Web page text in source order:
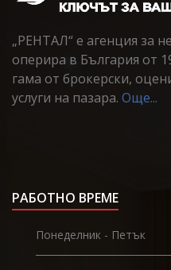
„РЕНТАЛ“ е агенция за
оперира в България от
гама от брокерски,
услуги на пазара. Още...
РАБОТНО ВРЕМЕ
Понеделник - Петък